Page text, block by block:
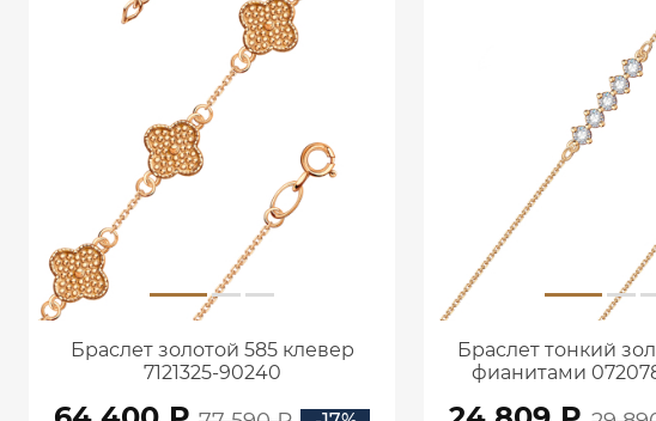
Браслет золотой 585 клевер
7121325-90240
Браслет тонкий
фианитами